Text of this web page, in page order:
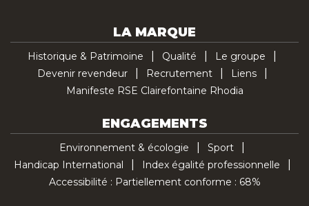
LA MARQUE
Historique & Patrimoine Qualité
Le groupe
Devenir revendeur
Recrutement
Liens
Manifeste RSE Clairefontaine Rhodia
ENGAGEMENTS
Environnement & écologie
Sport
Handicap International
Index égalité professionnelle
Accessibilité : Partiellement conforme : 68%